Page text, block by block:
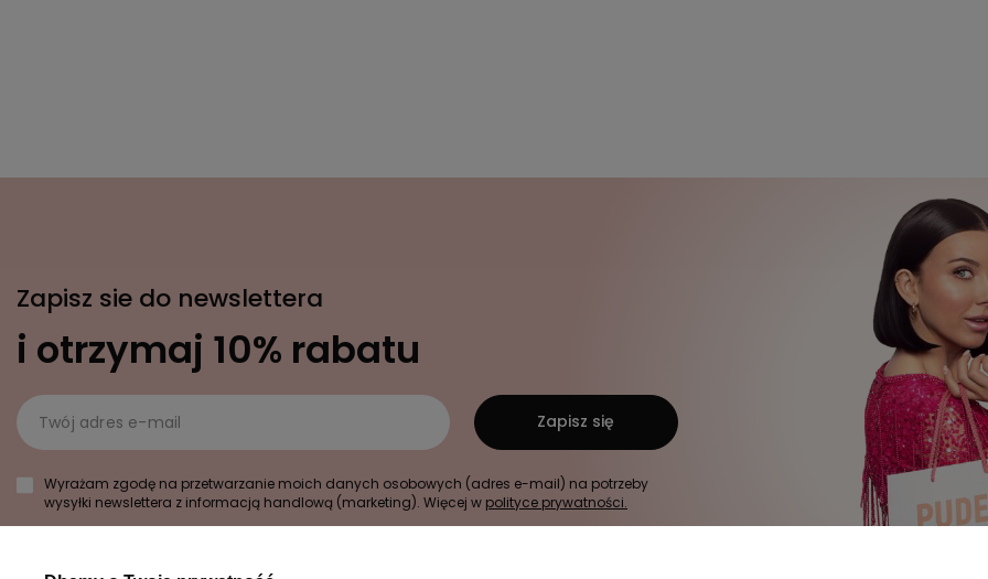
Zapisz sie do newslettera
i otrzymaj 10% rabatu
Twój adres e-mail
Wyrażam zgodę na przetwarzanie moich danych osobowych (adres e-mail) na potrzeby
wysyłki newslettera z informacją handlową (marketing). Więcej w polityce prywatności.
Zapisz się